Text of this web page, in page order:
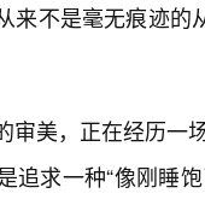
来不是毫无痕迹
审美，正在经历一
追求一种“像刚睡